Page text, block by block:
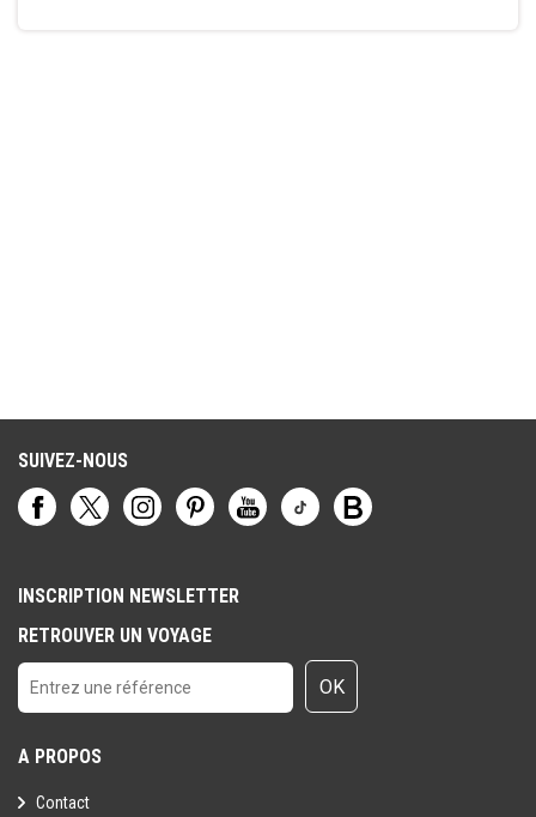
SUIVEZ-NOUS
INSCRIPTION NEWSLETTER
RETROUVER UN VOYAGE
OK
A PROPOS
Contact